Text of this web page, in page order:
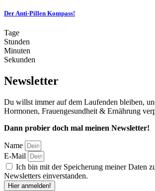
Der Anti-Pillen Kompass!
Tage
Stunden
Minuten
Sekunden
Newsletter
Du willst immer auf dem Laufenden bleiben,
Hormonen, Frauengesundheit & Ernährung
Dann probier doch mal meinen Newsletter!
Name
E-Mail
Ich bin mit der Speicherung meiner Daten
Newsletters einverstanden.
Hier anmelden!